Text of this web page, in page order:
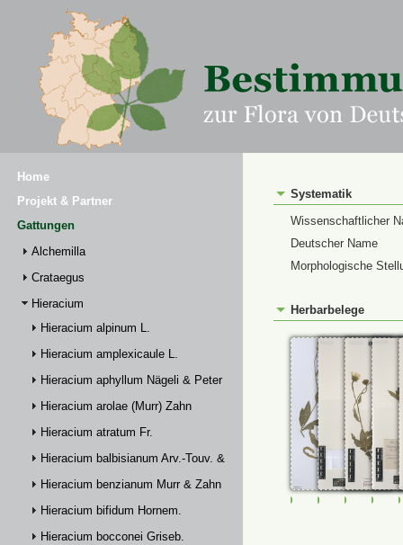
Home
Projekt & Partner
Gattungen
Alchemilla
Crataegus
Hieracium
Hieracium alpinum L.
Hieracium amplexicaule L.
Hieracium aphyllum Nägeli & Peter
Hieracium arolae (Murr) Zahn
Hieracium atratum Fr.
Hieracium balbisianum Arv.-Touv. & Briq.
Hieracium benzianum Murr & Zahn
Hieracium bifidum Hornem.
Hieracium bocconei Griseb.
Systematik
Wissenschaftlicher
Deutscher Name
Morphologische
Herbarbelege
FR-0107877JE00029841